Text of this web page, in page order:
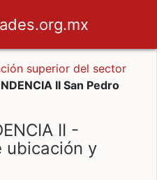
superior del sector
II San Pedro
II -
ubicación y